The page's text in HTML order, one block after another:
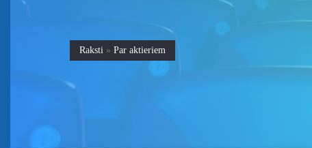
Raksti » Par aktieriem